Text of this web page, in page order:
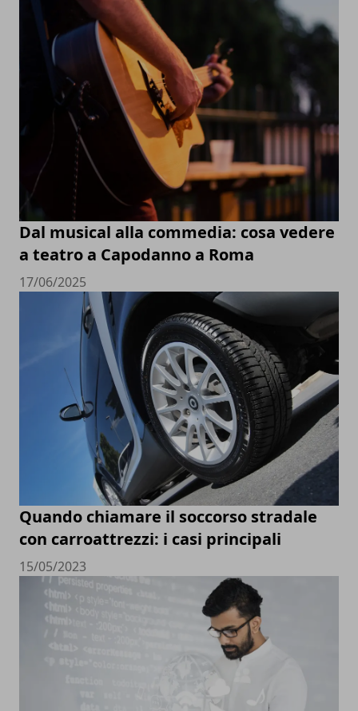
Dal musical alla commedia: cosa vedere
a teatro a Capodanno a Roma
17/06/2025
Quando chiamare il soccorso stradale
con carroattrezzi: i casi principali
15/05/2023